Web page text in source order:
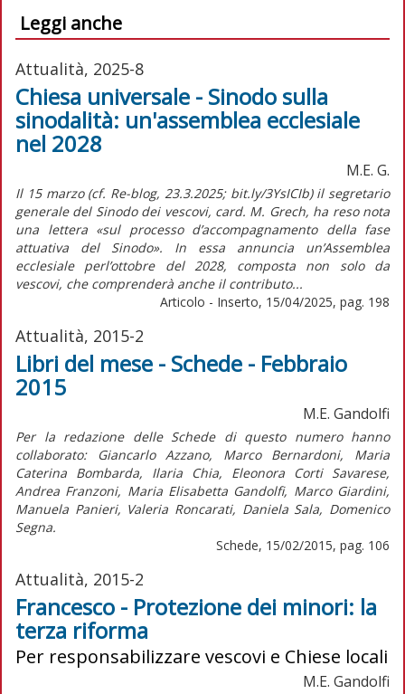
Leggi anche
Attualità, 2025-8
Chiesa universale - Sinodo sulla
sinodalità: un'assemblea ecclesiale
nel 2028
M.E. G.
Il 15 marzo (cf. Re-blog, 23.3.2025; bit.ly/3YsICIb) il segretario
generale del Sinodo dei vescovi, card. M. Grech, ha reso nota
una lettera «sul processo d’accompagnamento della fase
attuativa del Sinodo». In essa annuncia un’Assemblea
ecclesiale perl’ottobre del 2028, composta non solo da
vescovi, che comprenderà anche il contributo...
Articolo - Inserto, 15/04/2025, pag. 198
Attualità, 2015-2
Libri del mese - Schede - Febbraio
2015
M.E. Gandolfi
Per la redazione delle Schede di questo numero hanno
collaborato: Giancarlo Azzano, Marco Bernardoni, Maria
Caterina Bombarda, Ilaria Chia, Eleonora Corti Savarese,
Andrea Franzoni, Maria Elisabetta Gandolfi, Marco Giardini,
Manuela Panieri, Valeria Roncarati, Daniela Sala, Domenico
Segna.
Schede, 15/02/2015, pag. 106
Attualità, 2015-2
Francesco - Protezione dei minori: la
terza riforma
Per responsabilizzare vescovi e Chiese locali
M.E. Gandolfi